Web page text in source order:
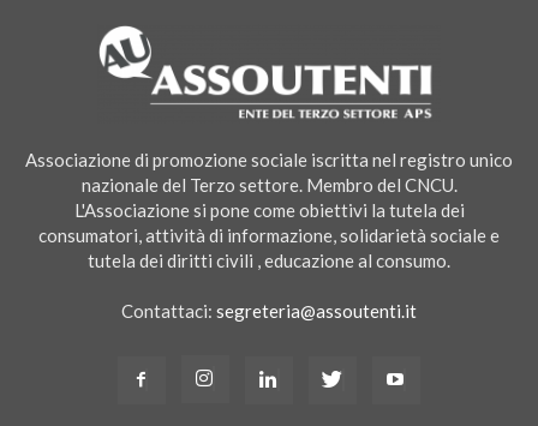
Associazione di promozione sociale iscritta nel registro unico
nazionale del Terzo settore. Membro del CNCU.
L'Associazione si pone come obiettivi la tutela dei
consumatori, attività di informazione, solidarietà sociale e
tutela dei diritti civili , educazione al consumo.
Contattaci: segreteria@assoutenti.it